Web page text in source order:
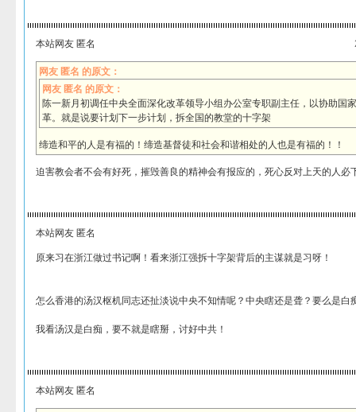
本站网友 匿名
网友 匿名 的原文：
网友 匿名 的原文：
陈一新月初调任中央全面深化改革领导小组办公室专职副主任，以协助国
革。就是说要计划下一步计划，拆全国的教堂的十字架
缔造和平的人是有福的！缔造基督徒和社会和谐相处的人也是有福的！！
迫害教会者不会有好死，摧毁善良的精神会有报应的，死心反对上天的人必
本站网友 匿名
原来习在浙江做过书记啊！看来浙江强拆十字架背后的主谋就是习呀！
怎么香港的汤汉枢机同志还扯淡说中央不知情呢？中央瞎还是聋？要么是白
我看汤汉是白痴，要不就是瞎掰，讨好中共！
本站网友 匿名